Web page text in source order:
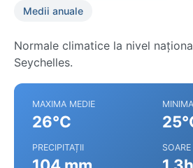
Medii anuale
Normale climatice la nivel
Seychelles.
MAXIMA MEDIE
26°C
PRECIPITAȚII SOARE